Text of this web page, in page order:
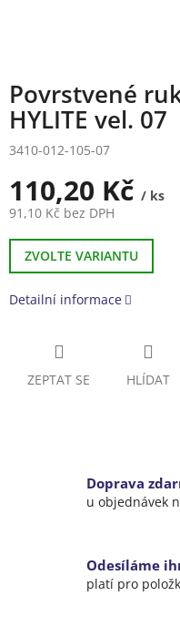
Povrstvené
HYLITE vel. 07
3410-012-105-07
110,20 Kč / ks
91,10 Kč bez DPH
Měrná
cena:
ZVOLTE VARIANTU
Detailní informace
ZEPTAT SE HLÍDAT
Doprava
u objednávek
Odesíláme
platí pro